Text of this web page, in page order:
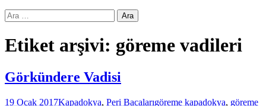
Arama:
Etiket arşivi: göreme vadileri
Görkündere Vadisi
19 Ocak 2017Kapadokya, Peri Bacalarıgöreme kapadokya, göreme